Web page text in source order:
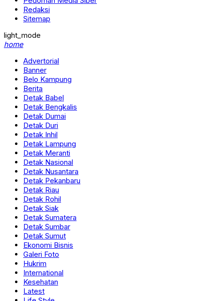
Redaksi
Sitemap
light_mode
home
Advertorial
Banner
Belo Kampung
Berita
Detak Babel
Detak Bengkalis
Detak Dumai
Detak Duri
Detak Inhil
Detak Lampung
Detak Meranti
Detak Nasional
Detak Nusantara
Detak Pekanbaru
Detak Riau
Detak Rohil
Detak Siak
Detak Sumatera
Detak Sumbar
Detak Sumut
Ekonomi Bisnis
Galeri Foto
Hukrim
International
Kesehatan
Latest